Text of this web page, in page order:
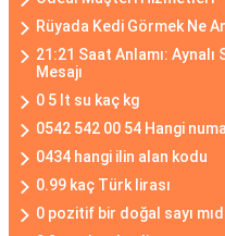
Rüyada Kedi Görmek Ne
21:21 Saat Anlamı:
Mesajı
0 5 lt su kaç kg
0542 542 00 54 Hangi
0434 hangi ilin alan kodu
0.99 kaç Türk lirası
0 pozitif bir doğal sayı